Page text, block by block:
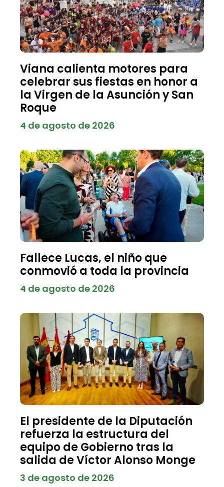
Viana calienta motores para
celebrar sus fiestas en honor a
la Virgen de la Asunción y San
Roque
4 de agosto de 2026
Fallece Lucas, el niño que
conmovió a toda la provincia
4 de agosto de 2026
El presidente de la Diputación
refuerza la estructura del
equipo de Gobierno tras la
salida de Víctor Alonso Monge
3 de agosto de 2026